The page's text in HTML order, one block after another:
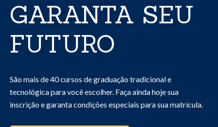
GARANTA SEU
FUTURO
São mais de 40 cursos de graduação tradicional e
tecnológica para você escolher. Faça ainda hoje sua
inscrição e garanta condições especiais para sua matrícula.